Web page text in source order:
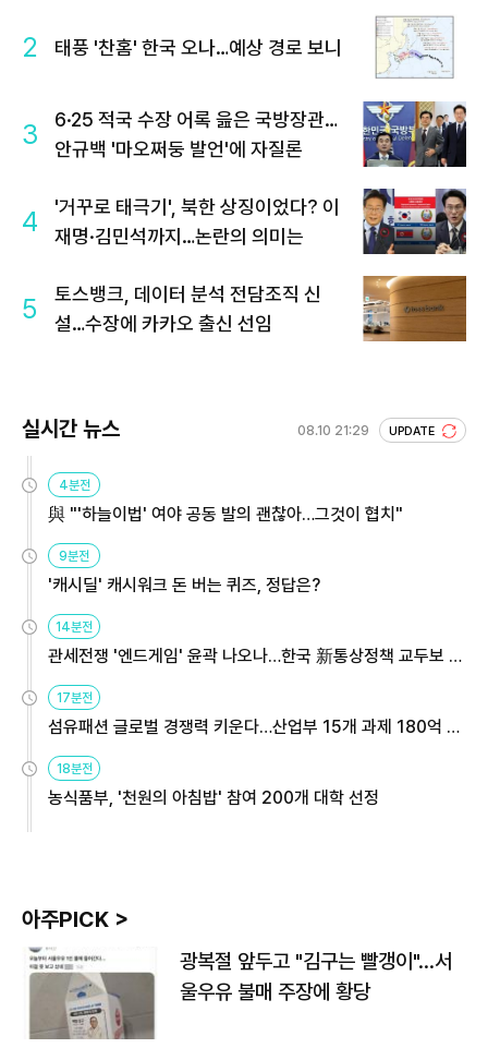
2 태풍 '찬홈' 한국 오나…예상 경로 보니
3
6·25 적국 수장 어록 읊은 국방장관…
안규백 '마오쩌둥 발언'에 자질론
4
'거꾸로 태극기', 북한 상징이었다? 이
재명·김민석까지…논란의 의미는
5
토스뱅크, 데이터 분석 전담조직 신
설…수장에 카카오 출신 선임
실시간 뉴스 08.10 21:29 UPDATE
4분전
與 "'하늘이법' 여야 공동 발의 괜찮아…그것이 협치"
9분전
'캐시딜' 캐시워크 돈 버는 퀴즈, 정답은?
14분전
관세전쟁 '엔드게임' 윤곽 나오나…한국 新통상정책 교두보 활
용해야
17분전
섬유패션 글로벌 경쟁력 키운다…산업부 15개 과제 180억 지
원
18분전
농식품부, '천원의 아침밥' 참여 200개 대학 선정
아주PICK >
광복절 앞두고 "김구는 빨갱이"…서
울우유 불매 주장에 황당